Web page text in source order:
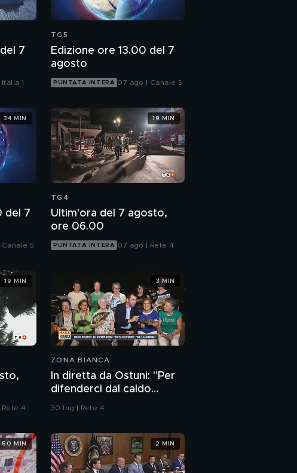
7
1
TG5
Edizione ore 13.00 del 7
agosto
PUNTATA INTERA 07 ago | Canale 5
del 7
5
34 MIN
TG4
Ultim'ora del 7 agosto,
ore 06.00
PUNTATA INTERA 07 ago | Rete 4
19 MIN
4
19 MIN
ZONA BIANCA
In diretta da Ostuni: "Per
difenderci dal caldo
abbiamo solo i ventagli"
30 lug | Rete 4
3 MIN
50 MIN 2 MIN